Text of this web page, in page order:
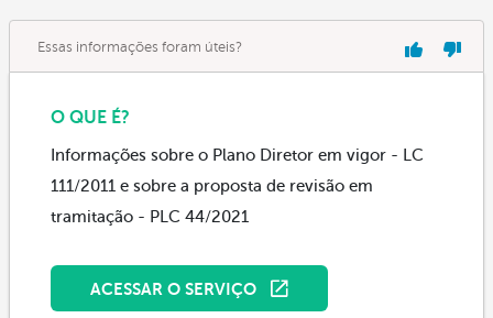
Essas informações foram úteis?
O QUE É?
Informações sobre o Plano Diretor em vigor - LC
111/2011 e sobre a proposta de revisão em
tramitação - PLC 44/2021
ACESSAR O SERVIÇO